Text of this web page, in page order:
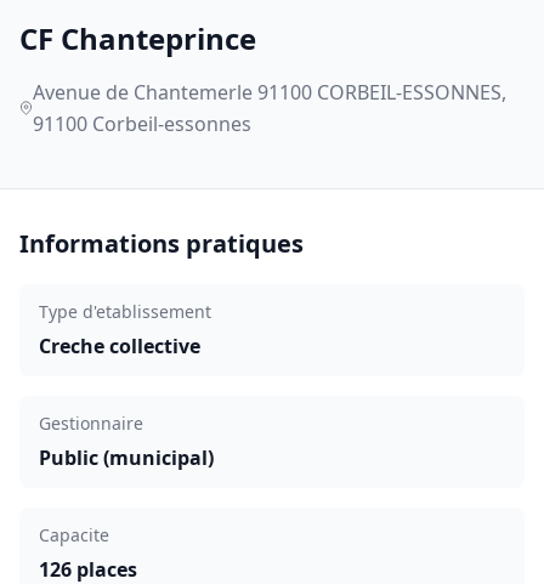
CF Chanteprince
Avenue de Chantemerle 91100 CORBEIL-ESSONNES,
91100 Corbeil-essonnes
Informations pratiques
Type d'etablissement
Creche collective
Gestionnaire
Public (municipal)
Capacite
126 places